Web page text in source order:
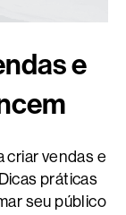
e
criar vendas e
práticas
seu público